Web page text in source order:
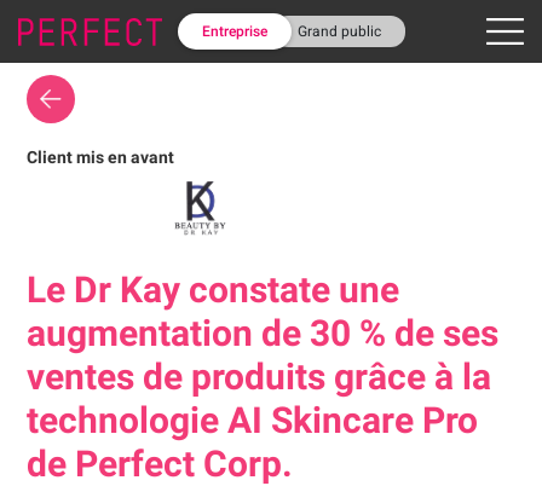
Entreprise Grand public
Client mis en avant
Le Dr Kay constate une
augmentation de 30 % de ses
ventes de produits grâce à la
technologie AI Skincare Pro
de Perfect Corp.